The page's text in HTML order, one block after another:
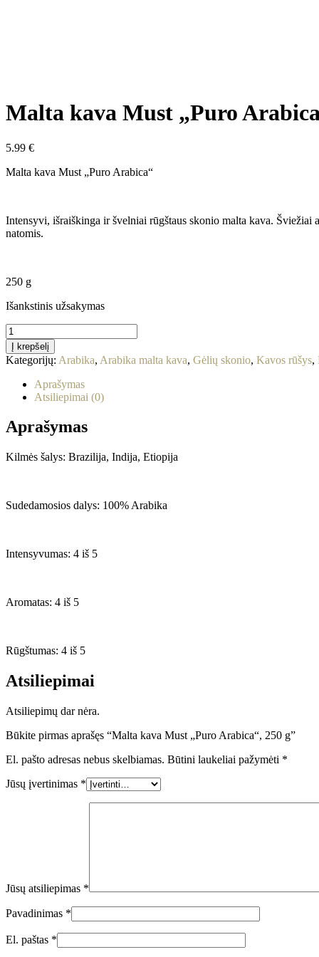
Malta kava Must „Puro
5.99 €
Malta kava Must „Puro Arabica“
Intensyvi, išraiškinga ir švelniai rūgštaus skonio malta kava.
natomis.
250 g
Išankstinis užsakymas
produkto
kiekis:
Malta
kava
Must
„Puro
250
g
Į krepšelį
Kategorijų: Arabika, Arabika malta kava, Gėlių skonio, Kavos rūšys,
Aprašymas
Atsiliepimai (0)
Aprašymas
Kilmės šalys: Brazilija, Indija, Etiopija
Sudedamosios dalys: 100% Arabika
Intensyvumas: 4 iš 5
Aromatas: 4 iš 5
Rūgštumas: 4 iš 5
Atsiliepimai
Atsiliepimų dar nėra.
Būkite pirmas aprašęs “Malta kava Must „Puro Arabica“, 250 g”
El. pašto adresas nebus skelbiamas. Būtini laukeliai pažymėti *
Jūsų įvertinimas *
Jūsų atsiliepimas *
Pavadinimas *
El. paštas *